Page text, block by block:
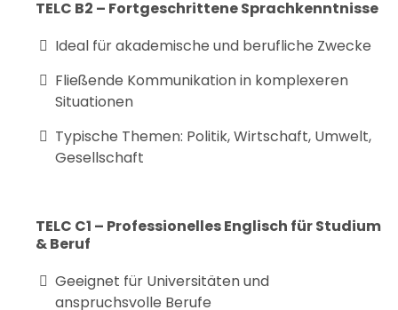
TELC B2 – Fortgeschrittene Sprachkenntnisse
Ideal für akademische und berufliche Zwecke
Fließende Kommunikation in komplexeren
Situationen
Typische Themen: Politik, Wirtschaft, Umwelt,
Gesellschaft
TELC C1 – Professionelles Englisch für Studium
& Beruf
Geeignet für Universitäten und
anspruchsvolle Berufe